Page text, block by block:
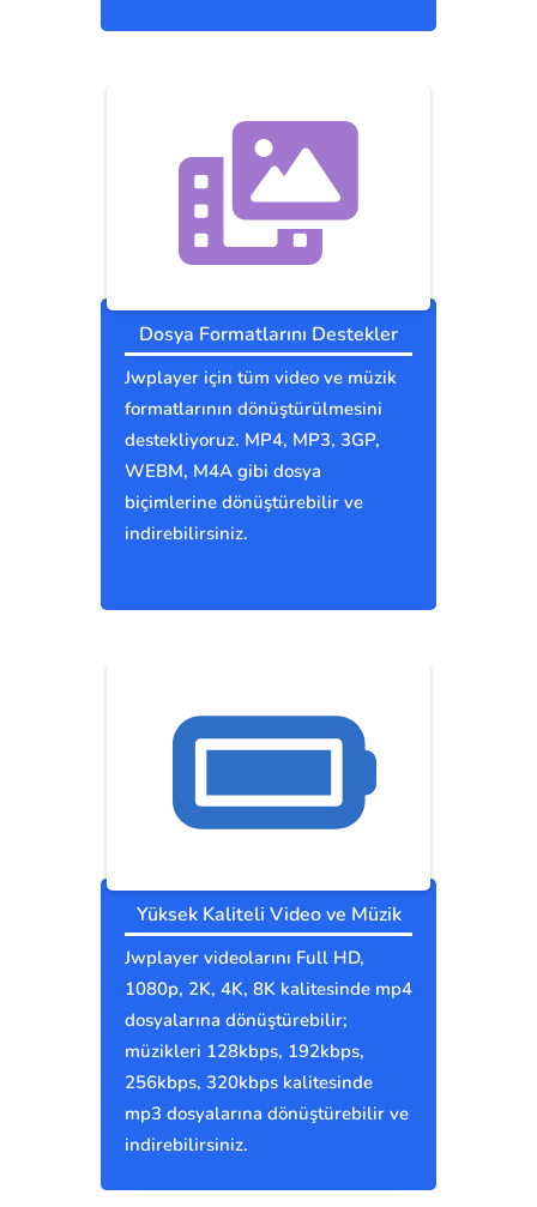
Dosya Formatlarını Destekler
Jwplayer için tüm video ve müzik
formatlarının dönüştürülmesini
destekliyoruz. MP4, MP3, 3GP,
WEBM, M4A gibi dosya
biçimlerine dönüştürebilir ve
indirebilirsiniz.
Yüksek Kaliteli Video ve Müzik
Jwplayer videolarını Full HD,
1080p, 2K, 4K, 8K kalitesinde mp4
dosyalarına dönüştürebilir;
müzikleri 128kbps, 192kbps,
256kbps, 320kbps kalitesinde
mp3 dosyalarına dönüştürebilir ve
indirebilirsiniz.